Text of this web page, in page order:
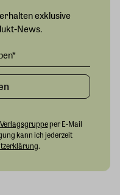
exklusive
News.
per E-Mail
kann ich jederzeit
.